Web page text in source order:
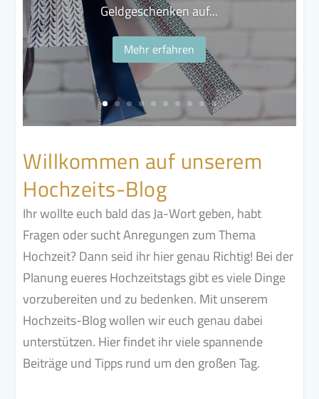
Geldgeschenken auf...
Mehr erfahren
Willkommen auf unserem
Hochzeits-Blog
Ihr wollte euch bald das Ja-Wort geben, habt
Fragen oder sucht Anregungen zum Thema
Hochzeit? Dann seid ihr hier genau Richtig! Bei der
Planung eueres Hochzeitstags gibt es viele Dinge
vorzubereiten und zu bedenken. Mit unserem
Hochzeits-Blog wollen wir euch genau dabei
unterstützen. Hier findet ihr viele spannende
Beiträge und Tipps rund um den großen Tag.